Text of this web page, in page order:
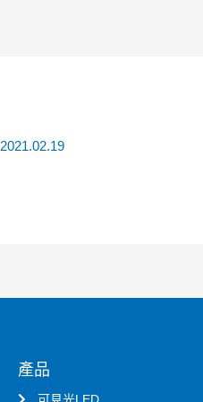
2021.02.19
產品